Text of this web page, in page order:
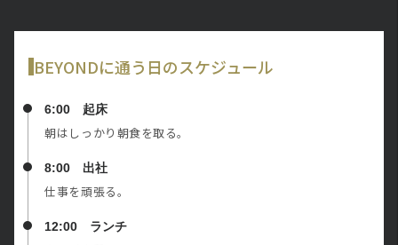
BEYONDに通う日のスケジュール
6:00 起床
朝はしっかり朝食を取る。
8:00 出社
仕事を頑張る。
12:00 ランチ